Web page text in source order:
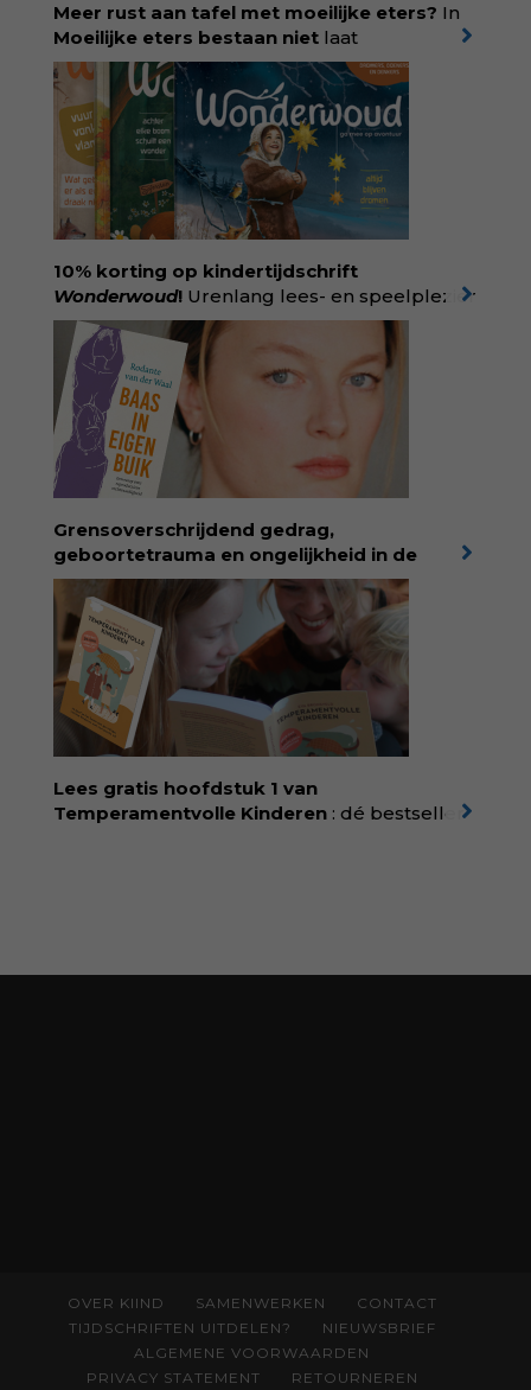
Meer rust aan tafel met moeilijke eters? In
Moeilijke eters bestaan niet laat
kinderdiëtist en lactatiekundigeRolinde
Demeyerzien wat er schuilgaat achter
eetgedrag dat ouders zorgen baart. Met
aandacht voor ontwikkeling,
neurodivergentie en medische oorzaken
helpt ze hardnekkige misverstanden los te
laten en maakt ze van eten weer een
moment van verbinding. Bestel via je lokale
boekhandel! Lees meer over Rolinde via
kiind.nl/rolinde
10% korting op kindertijdschrift
Wonderwoud! Urenlang lees- en speelplezier
voor dromers, doeners en denkers.
Wonderwoud is het ambachtelijk gemaakte
antwoord op alle snelle gooimaarweg-
boekjes en hapsnap-filmpjes. Het mooiste
kindertijdschrift van Nederland; met liefde en
kunde voor taal, beeld en tekeningen die
spat van elke pagina. Dat vóel je. Dat voelt je
kind. Abonneer via
wonderwoud.nl/abonneren**
korting met code:
KIIND10
Grensoverschrijdend gedrag,
geboortetrauma en ongelijkheid in de
geboortezorg:in Baas in eigen buik verbindt
filosoof en vroedvrouw Rodante van der Waal
persoonlijke ervaringen aan structureel
onrecht en introduceert ze reproductieve
rechtvaardigheid als een collectieve, radicale
praktijk van zorg. Voor iedereen die wil
begrijpen wat er speelt rond vruchtbaarheid
en geboorte. Koop het boek via
singeluitgeverijen.nl/nijgh-van-
ditmar/boek/baas-in-eigen-buik
Lees gratis hoofdstuk 1 van
Temperamentvolle Kinderen : dé bestseller
OVER KIIND SAMENWERKEN
CONTACT
TIJDSCHRIFTEN UITDELEN?
NIEUWSBRIEF
ALGEMENE VOORWAARDEN
PRIVACY STATEMENT
RETOURNEREN